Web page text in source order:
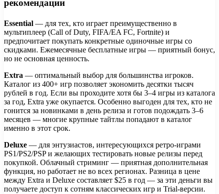
рекомендации
Essential — для тех, кто играет преимущественно в
мультиплеер (Call of Duty, FIFA/EA FC, Fortnite) и
предпочитает покупать конкретные одиночные игры со
скидками. Ежемесячные бесплатные игры — приятный бонус,
но не основная ценность.
Extra — оптимальный выбор для большинства игроков.
Каталог из 400+ игр позволяет экономить десятки тысяч
рублей в год. Если вы проходите хотя бы 3–4 игры из каталога
за год, Extra уже окупается. Особенно выгоден для тех, кто не
гонится за новинками в день релиза и готов подождать 3–6
месяцев — многие крупные тайтлы попадают в каталог
именно в этот срок.
Deluxe — для энтузиастов, интересующихся ретро-играми
PS1/PS2/PSP и желающих тестировать новые релизы перед
покупкой. Облачный стриминг — приятная дополнительная
функция, но работает не во всех регионах. Разница в цене
между Extra и Deluxe составляет $25 в год — за эти деньги вы
получаете доступ к сотням классических игр и Trial-версии.